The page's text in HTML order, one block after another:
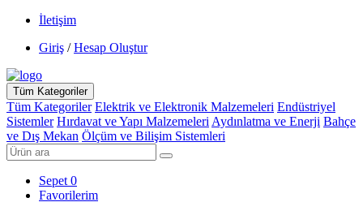
İletişim
Giriş / Hesap Oluştur
Tüm Kategoriler
Tüm Kategoriler Elektrik ve Elektronik Malzemeleri Endüstriyel
Sistemler Hırdavat ve Yapı Malzemeleri Aydınlatma ve Enerji Bahçe
ve Dış Mekan Ölçüm ve Bilişim Sistemleri
Sepet 0
Favorilerim